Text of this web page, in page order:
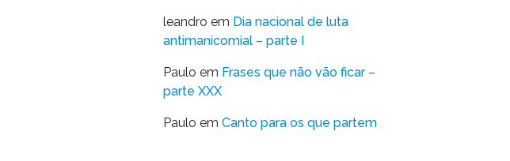
leandro em Dia nacional de luta
antimanicomial – parte I
Paulo em Frases que não vão ficar –
parte XXX
Paulo em Canto para os que partem